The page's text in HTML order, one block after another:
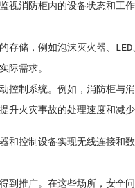
消防柜内的设备状态和工
，例如泡沫灭火器、LED
际需求。
制系统。例如，消防柜与
火灾事故的处理速度和减少
控制设备实现无线连接和
推广。在这些场所，安全